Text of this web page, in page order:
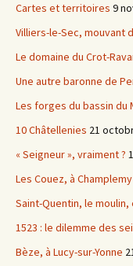
Cartes et territoires 9
Villiers-le-Sec, mouvant
Le domaine du Crot-
Une autre baronne de
Les forges du bassin du
10 Châtellenies 21
« Seigneur », vraiment ?
Les Couez, à Champlemy
Saint-Quentin, le
1523 : le dilemme des
Bèze, à Lucy-sur-Yonne